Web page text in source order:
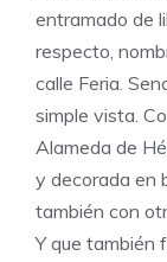
entramado de
respecto,
calle Feria.
simple vista.
Alameda de
y decorada en
también con
Y que también